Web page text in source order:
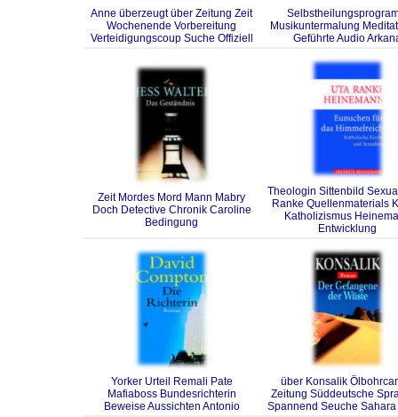
Anne überzeugt über Zeitung Zeit
Wochenende Vorbereitung
Verteidigungscoup Suche Offiziell
Musikuntermalung
Geführte Audio
Zeit Mordes Mord Mann Mabry
Doch Detective Chronik Caroline
Bedingung
Theologin Sittenbild
Ranke Quellenmaterials
Katholizismus
Entwicklung
Yorker Urteil Remali Pate
Mafiaboss Bundesrichterin
Beweise Aussichten Antonio
über Konsalik
Zeitung Süddeutsche
Spannend Seuche